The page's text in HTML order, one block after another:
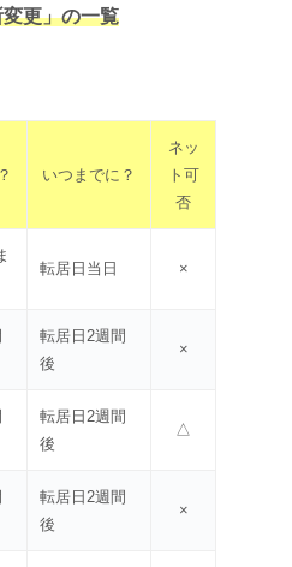
更」の一覧
いつまでに？
ネッ
ト可
否
転居日当日 ×
転居日2週間
後
×
転居日2週間
後
△
転居日2週間
後
×